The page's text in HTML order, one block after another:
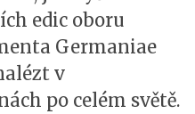
edic oboru
Germaniae
v
po celém světě.